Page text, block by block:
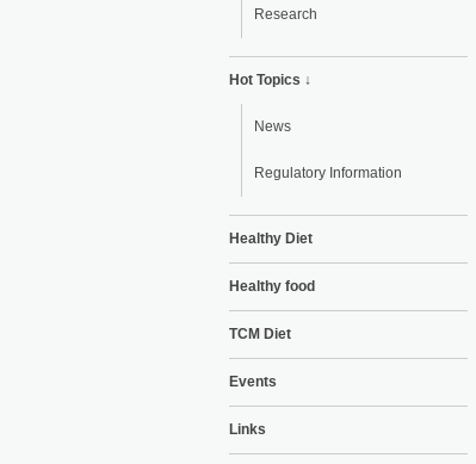
Research
Hot Topics ↓
News
Regulatory Information
Healthy Diet
Healthy food
TCM Diet
Events
Links